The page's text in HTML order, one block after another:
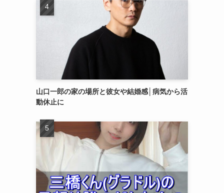
山口一郎の家の場所と彼女や結婚感│病気から活
動休止に